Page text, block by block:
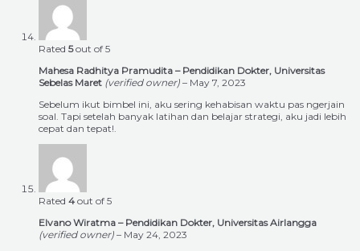
Rated 5out of 5
Mahesa Radhitya Pramudita – Pendidikan Dokter, Universitas
Sebelas Maret (verified owner) – May 7, 2023
Sebelum ikut bimbel ini, aku sering kehabisan waktu pas ngerjain
soal. Tapi setelah banyak latihan dan belajar strategi, aku jadi lebih
cepat dan tepat!.
Rated 4 out of 5
Elvano Wiratma – Pendidikan Dokter, Universitas Airlangga
(verified owner) – May 24, 2023